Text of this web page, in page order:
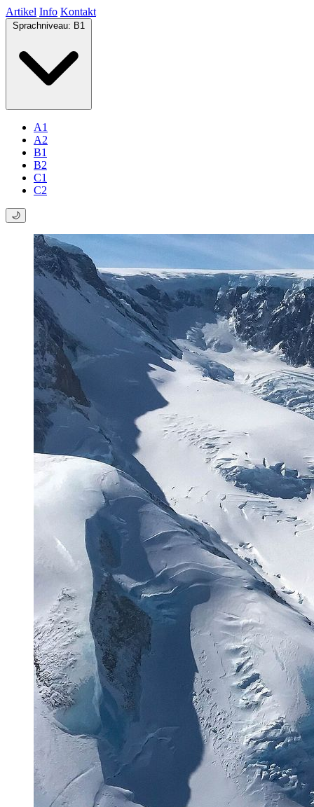
Artikel Info Kontakt
Sprachniveau: B1
A1
A2
B1
B2
C1
C2
🌙